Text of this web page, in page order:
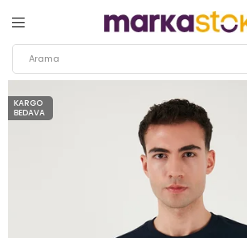
KARGO
BEDAVA